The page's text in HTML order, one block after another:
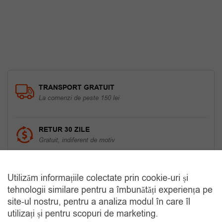
TRANSPORT GRATUIT
La comenzi de peste 150 lei
RETUR 30 ZILE
Gratuit, indiferent de motiv
COMANDA TELEFONIC
Tel. 0770420114
Utilizăm informațiile colectate prin cookie-uri și
tehnologii similare pentru a îmbunătăți experiența pe
site-ul nostru, pentru a analiza modul în care îl
utilizați și pentru scopuri de marketing.